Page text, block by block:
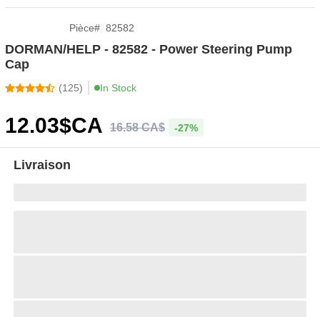
Pièce# 82582
DORMAN/HELP - 82582 - Power Steering Pump
Cap
(125) In Stock
12.03$CA 16.58CA$ -27%
Livraison